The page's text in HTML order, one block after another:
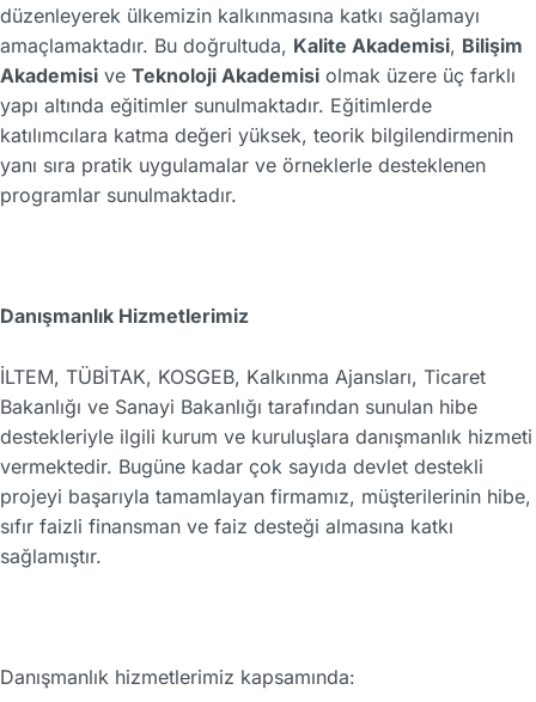
düzenleyerek ülkemizin kalkınmasına katkı sağlamayı
amaçlamaktadır. Bu doğrultuda, Kalite Akademisi, Bilişim
Akademisi ve Teknoloji Akademisi olmak üzere üç farklı
yapı altında eğitimler sunulmaktadır. Eğitimlerde
katılımcılara katma değeri yüksek, teorik bilgilendirmenin
yanı sıra pratik uygulamalar ve örneklerle desteklenen
programlar sunulmaktadır.
Danışmanlık Hizmetlerimiz
İLTEM, TÜBİTAK, KOSGEB, Kalkınma Ajansları, Ticaret
Bakanlığı ve Sanayi Bakanlığı tarafından sunulan hibe
destekleriyle ilgili kurum ve kuruluşlara danışmanlık hizmeti
vermektedir. Bugüne kadar çok sayıda devlet destekli
projeyi başarıyla tamamlayan firmamız, müşterilerinin hibe,
sıfır faizli finansman ve faiz desteği almasına katkı
sağlamıştır.
Danışmanlık hizmetlerimiz kapsamında: